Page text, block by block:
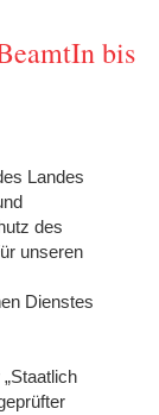
bis
Landes
des
unseren
Dienstes